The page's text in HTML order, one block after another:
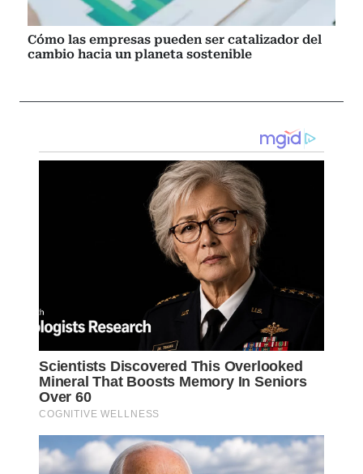
Cómo las empresas pueden ser catalizador del
cambio hacia un planeta sostenible